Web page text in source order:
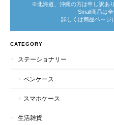
※北海道、沖縄の方は申し訳あ
Small商品は
詳しくは商品ページ
CATEGORY
ステーショナリー
ペンケース
スマホケース
生活雑貨